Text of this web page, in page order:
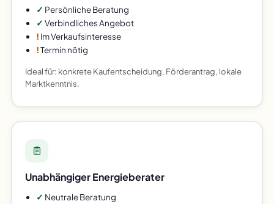
✓ Persönliche Beratung
✓ Verbindliches Angebot
! Im Verkaufsinteresse
!Termin nötig
Ideal für: konkrete Kaufentscheidung, Förderantrag, lokale
Marktkenntnis.
Unabhängiger Energieberater
✓ Neutrale Beratung